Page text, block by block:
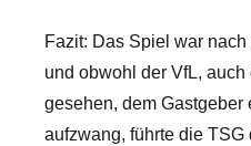
Fazit: Das Spiel war
und obwohl der VfL,
gesehen, dem Gastgeber
aufzwang, führte die